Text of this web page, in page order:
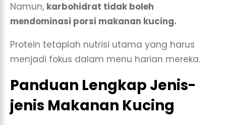
Namun, karbohidrat tidak boleh
mendominasi porsi makanan kucing.
Protein tetaplah nutrisi utama yang harus
menjadi fokus dalam menu harian mereka.
Panduan Lengkap Jenis-
jenis Makanan Kucing